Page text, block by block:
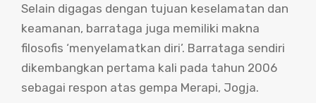
Selain digagas dengan tujuan keselamatan dan
keamanan, barrataga juga memiliki makna
filosofis ‘menyelamatkan diri’. Barrataga sendiri
dikembangkan pertama kali pada tahun 2006
sebagai respon atas gempa Merapi, Jogja.